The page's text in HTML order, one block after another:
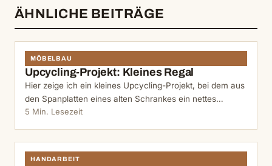
ÄHNLICHE BEITRÄGE
MÖBELBAU
Upcycling-Projekt: Kleines Regal
Hier zeige ich ein kleines Upcycling-Projekt, bei dem aus
den Spanplatten eines alten Schrankes ein nettes…
5 Min. Lesezeit
HANDARBEIT